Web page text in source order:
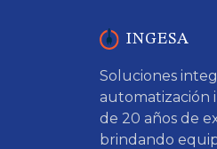
INGESA
Soluciones
automatización
de 20 años de
brindando